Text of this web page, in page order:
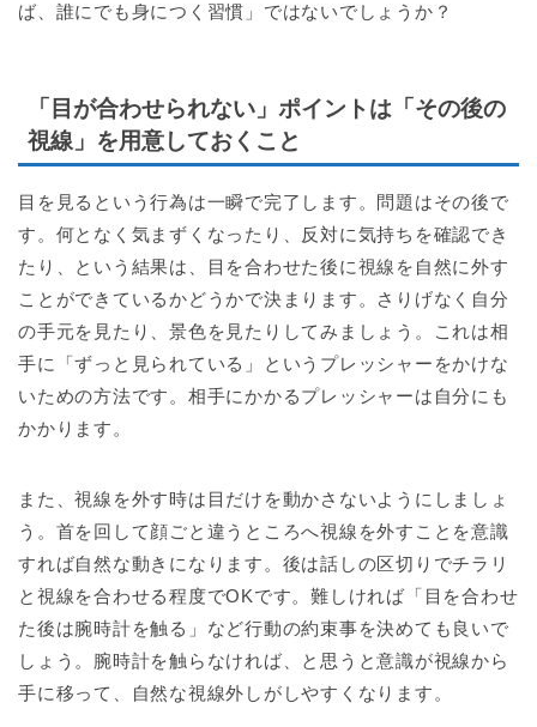
ば、誰にでも身につく習慣」ではないでしょうか？
「目が合わせられない」ポイントは「その後の
視線」を用意しておくこと
目を見るという行為は一瞬で完了します。問題はその後で
す。何となく気まずくなったり、反対に気持ちを確認でき
たり、という結果は、目を合わせた後に視線を自然に外す
ことができているかどうかで決まります。さりげなく自分
の手元を見たり、景色を見たりしてみましょう。これは相
手に「ずっと見られている」というプレッシャーをかけな
いための方法です。相手にかかるプレッシャーは自分にも
かかります。
また、視線を外す時は目だけを動かさないようにしましょ
う。首を回して顔ごと違うところへ視線を外すことを意識
すれば自然な動きになります。後は話しの区切りでチラリ
と視線を合わせる程度でOKです。難しければ「目を合わせ
た後は腕時計を触る」など行動の約束事を決めても良いで
しょう。腕時計を触らなければ、と思うと意識が視線から
手に移って、自然な視線外しがしやすくなります。